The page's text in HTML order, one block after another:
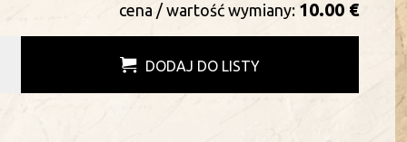
cena / wartość wymiany: 10.00 €
DODAJ DO LISTY